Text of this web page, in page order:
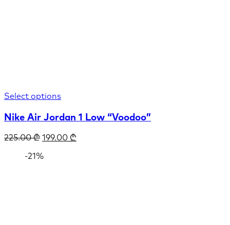
Select options
Nike Air Jordan 1 Low “Voodoo”
225.00₾ 199.00 ₾
-21%